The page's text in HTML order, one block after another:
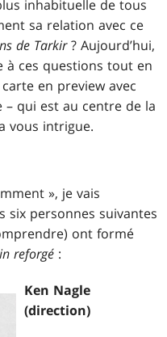
inhabituelle de tous
sa relation avec ce
de Tarkir? Aujourd’hui,
à ces questions tout en
en preview avec
qui est au centre de la
vous intrigue.
», je vais
six personnes suivantes
ont formé
reforgé :
Ken Nagle
(direction)